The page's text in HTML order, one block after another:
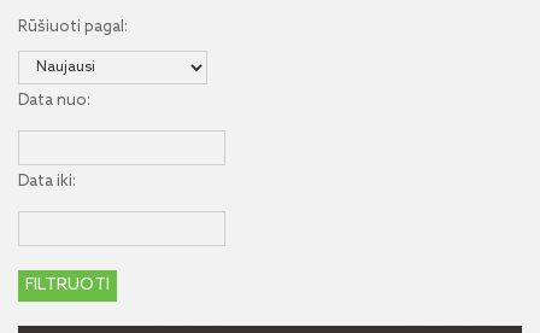
Rūšiuoti pagal:
Data nuo:
Data iki: